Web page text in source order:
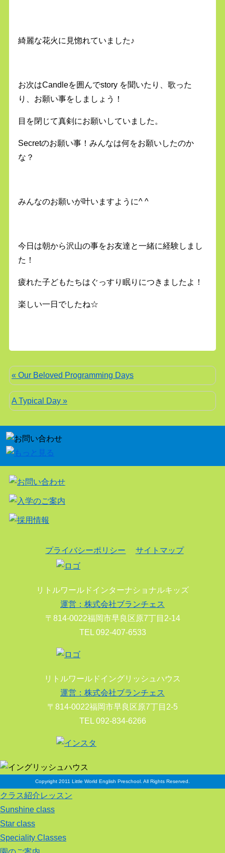
綺麗な花火に見惚れていました♪
お次はCandleを囲んでstory を聞いたり、歌った
り、お願い事をしましょう！
目を閉じて真剣にお願いしていました。
Secretのお願い事！みんなは何をお願いしたのか
な？
みんなのお願いが叶いますように^ ^
今日は朝から沢山の事をお友達と一緒に経験しまし
た！
疲れた子どもたちはぐっすり眠りにつきましたよ！
楽しい一日でしたね☆
« Our Beloved Programming Days
A Typical Day »
プライバシーポリシー サイトマップ
リトルワールドインターナショナルキッズ
運営：株式会社ブランチェス
〒814-0022福岡市早良区原7丁目2-14
TEL 092-407-6533
リトルワールドイングリッシュハウス
運営：株式会社ブランチェス
〒814-0022福岡市早良区原7丁目2-5
TEL 092-834-6266
Copyright 2011 Little World English Preschool. All Rights Reserved.
クラス紹介レッスン
Sunshine class
Star class
Speciality Classes